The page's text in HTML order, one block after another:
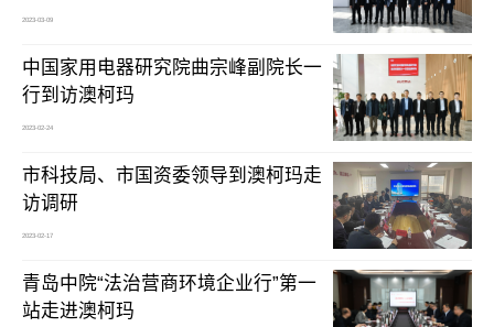
2023-03-09
中国家用电器研究院曲宗峰副院长一
行到访澳柯玛
2023-02-24
市科技局、市国资委领导到澳柯玛走
访调研
2023-02-17
青岛中院“法治营商环境企业行”第一
站走进澳柯玛